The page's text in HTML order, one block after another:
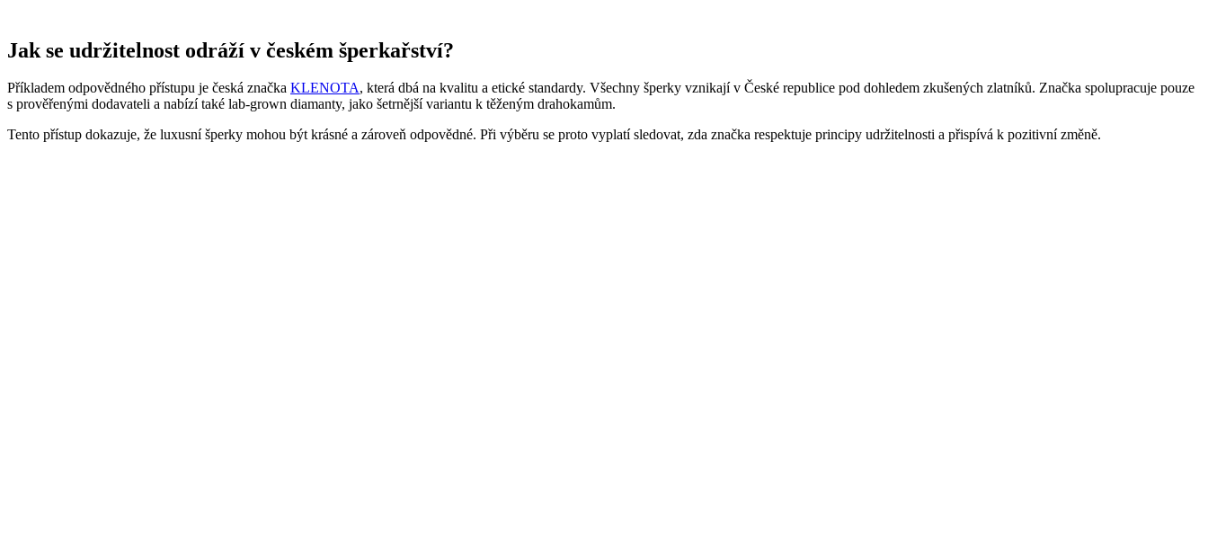
Jak se udržitelnost odráží v českém šperkařství?
Příkladem odpovědného přístupu je česká značka KLENOTA, která dbá na kvalitu a etické standardy. Všechny šperky vznikají v České republice pod dohledem zkušených zlatníků. Značka spolupracuje pouze
s prověřenými dodavateli a nabízí také lab-grown diamanty, jako šetrnější variantu k těženým drahokamům.
Tento přístup dokazuje, že luxusní šperky mohou být krásné a zároveň odpovědné. Při výběru se proto vyplatí sledovat, zda značka respektuje principy udržitelnosti a přispívá k pozitivní změně.